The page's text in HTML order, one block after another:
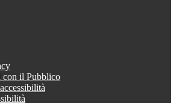
il Pubblico